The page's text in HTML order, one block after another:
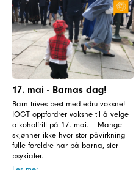
17. mai - Barnas dag!
Barn trives best med edru voksne!
IOGT oppfordrer voksne til å velge
alkoholfritt på 17. mai. – Mange
skjønner ikke hvor stor påvirkning
fulle foreldre har på barna, sier
psykiater.